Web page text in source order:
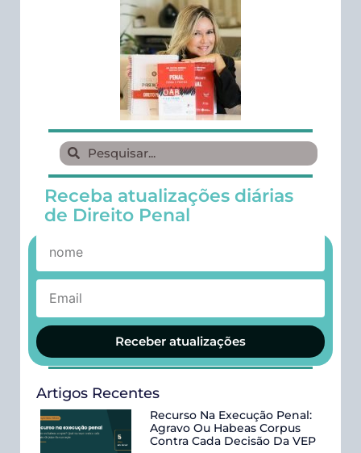
Receba atualizações diárias
de Direito Penal
Receber atualizações
Artigos Recentes
Recurso Na Execução Penal:
Agravo Ou Habeas Corpus
Contra Cada Decisão Da VEP